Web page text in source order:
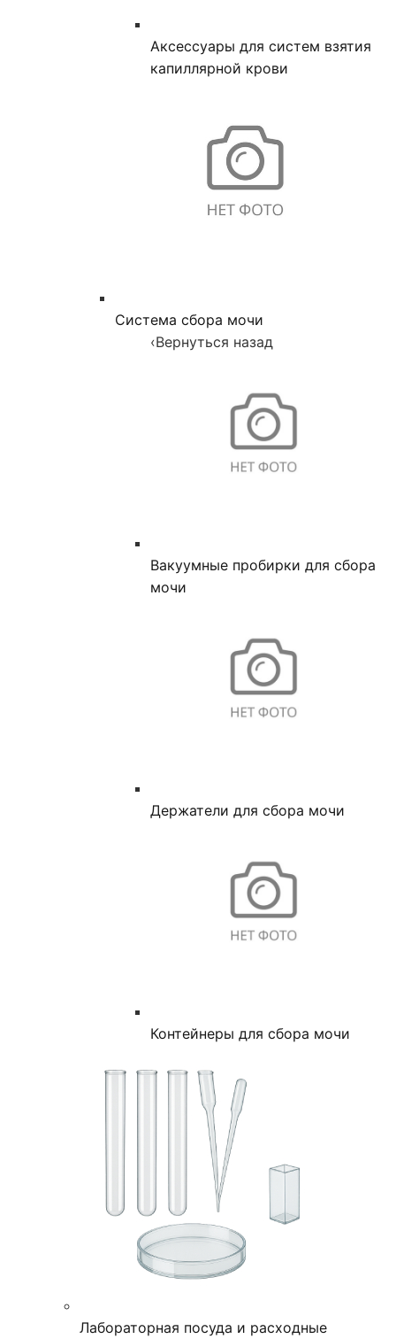
Аксессуары для систем взятия
капиллярной крови
Система сбора мочи
‹Вернуться назад
Вакуумные пробирки для сбора
мочи
Держатели для сбора мочи
Контейнеры для сбора мочи
Лабораторная посуда и расходные